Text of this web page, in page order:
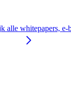
alle whitepapers,